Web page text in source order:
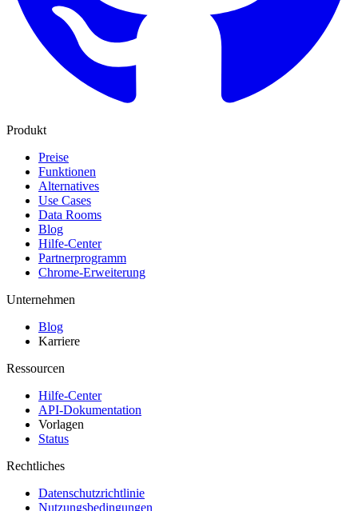
Produkt
Preise
Funktionen
Alternatives
Use Cases
Data Rooms
Blog
Hilfe-Center
Partnerprogramm
Chrome-Erweiterung
Unternehmen
Blog
Karriere
Ressourcen
Hilfe-Center
API-Dokumentation
Vorlagen
Status
Rechtliches
Datenschutzrichtlinie
Nutzungsbedingungen